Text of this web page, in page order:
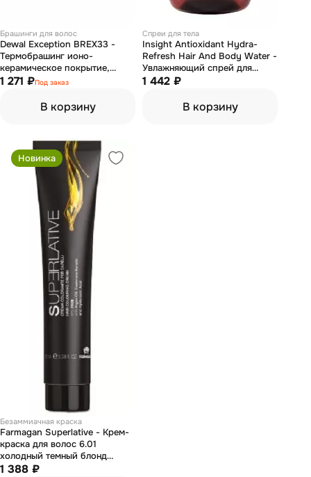
Брашинги для волос
Dewal Exception BREX33 -
Термобрашинг ионо-
керамическое покрытие,
прямоугольный, 33 мм
1 271 ₽Под заказ
В корзину
Спреи для тела
Insight Antioxidant Hydra-
Refresh Hair And Body Water -
Увлажняющий спрей для
волос и тела 150 мл
1 442 ₽
В корзину
Новинка
Безаммиачная краска
Farmagan Superlative - Крем-
краска для волос 6.01
холодный темный блонд
натуральный 100 мл
1 388 ₽